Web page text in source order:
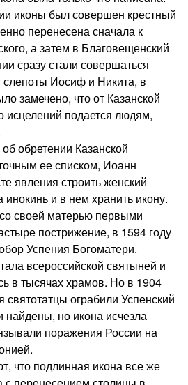
иконы был совершен крестный
перенесена сначала к
а затем в Благовещенский
сразу стали совершаться
слепоты Иосиф и Никита, в
замечено, что от Казанской
исцелений подается людям,
обретении Казанской
ее списком, Иоанн
явления строить женский
и в нем хранить икону.
своей матерью первыми
пострижение, в 1594 году
Успения Богоматери.
всероссийской святыней и
в тысячах храмов. Но в 1904
святотатцы ограбили Успенский
найдены, но икона исчезла
поражения России на
что подлинная икона все же